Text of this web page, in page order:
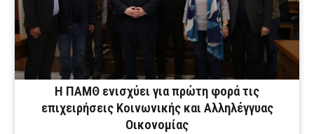
Η ΠΑΜΘ ενισχύει για πρώτη φορά τις
επιχειρήσεις Κοινωνικής και Αλληλέγγυας
Οικονομίας